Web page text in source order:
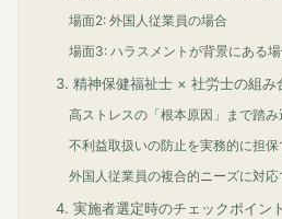
場面2: 外国人従業員の場合
場面3: ハラスメントが背景にある
3. 精神保健福祉士 × 社労士の組み
高ストレスの「根本原因」まで踏み
不利益取扱いの防止を実務的に担保
外国人従業員の複合的ニーズに対応
4. 実施者選定時のチェックポイント